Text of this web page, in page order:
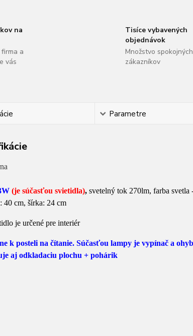
na
a
vás
Tisíce vybavených
objednávok
Množstvo spokojných
zákazníkov
Parametre
(je súčasťou svietidla), svetelný tok 270lm, farba svetla
40 cm, šírka: 24 cm
je určené pre interiér
k posteli na čítanie. Súčasťou lampy je vypínač a
aj odkladaciu plochu + pohárik